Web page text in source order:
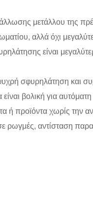
μετάλλου της
αλλά όχι
είναι
σφυρηλάτηση και
είναι βολική για
ή προϊόντα χωρίς την
ρωγμές, αντίσταση